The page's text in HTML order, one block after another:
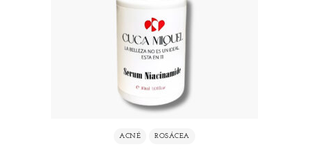
ACNÉ ROSÁCEA